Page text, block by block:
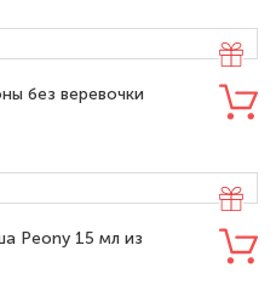
без веревочки
Peony 15 мл из